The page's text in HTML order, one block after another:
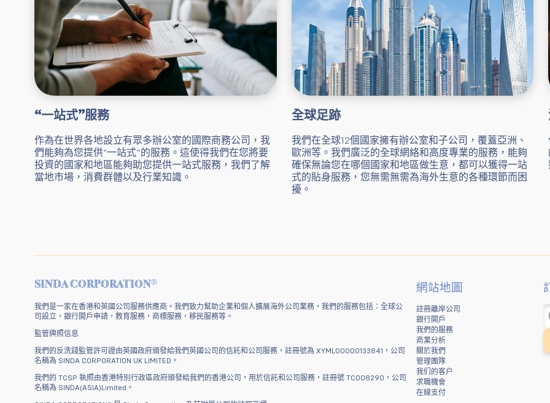
“一站式”服務
作為在世界各地設立有眾多辦公室的國際商務公司，我
們能夠為您提供“一站式”的服務。這使得我們在您將要
投資的國家和地區能夠助您提供一站式服務，我們了解
當地市場，消費群體以及行業知識。
全球足跡
我們在全球12個國家擁有辦公室和子公司，覆蓋亞洲、
歐洲等。我們廣泛的全球網絡和高度專業的服務，能夠
確保無論您在哪個國家和地區做生意，都可以獲得一站
式的貼身服務，您無需無需為海外生意的各種環節而困
擾。
SINDA CORPORATION®
我們是一家在香港和英國公司服務供應商。我們致力幫助企業和個人擴展海外公司業務，我們的服務包括：全球公
司設立，銀行開戶申請，教育服務，商標服務，移民服務等。
監管牌照信息
我們的反洗錢監管許可證由英國政府頒發給我們英國公司的信託和公司服務，註冊號為 XYML00000133841，公司
名稱為 SINDA CORPORATION UK LIMITED。
我們的 TCSP 執照由香港特別行政區政府頒發給我們的香港公司，用於信託和公司服務，註冊號 TC008290，公司
名稱為 SINDA(ASIA)Limited。
網站地圖
註冊離岸公司
銀行開戶
我們的服務
商業分析
關於我們
管理團隊
我们的客户
求職機會
在線支付